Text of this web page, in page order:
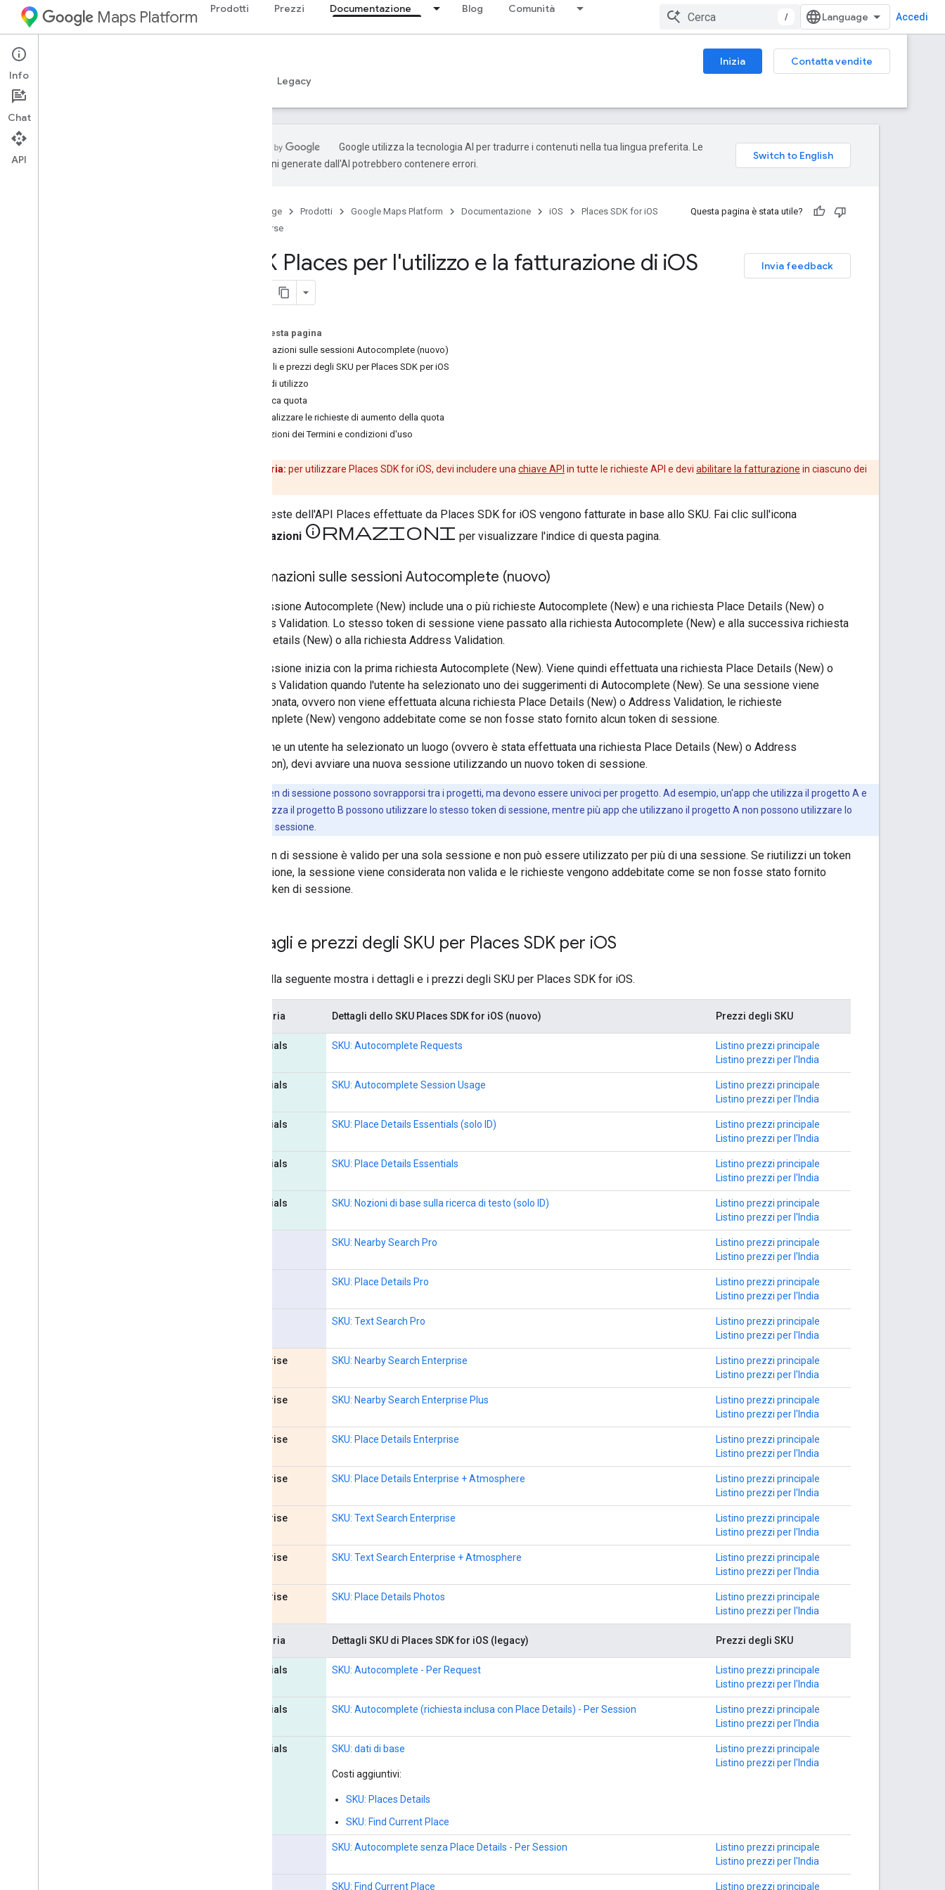
Maps Platform Prodotti Prezzi Documentazione Blog Comunità
/ Accedi
iOS Inizia
Contatta vendite
Guide
Legacy
Google utilizza la tecnologia AI per tradurre i contenuti nella tua lingua preferita. Le
traduzioni generate dall'AI potrebbero contenere errori.
Home page Prodotti Google Maps Platform Documentazione iOS
Places SDK for iOS
Risorse
Questa pagina è stata utile?
Invia feedback
SDK Places per l'utilizzo e la fatturazione di iOS
Su questa pagina
Informazioni sulle sessioni Autocomplete (nuovo)
Dettagli e prezzi degli SKU per Places SDK per iOS
Limiti di utilizzo
Modifica quota
Visualizzare le richieste di aumento della quota
Limitazioni dei Termini e condizioni d'uso
Promemoria: per utilizzare Places SDK for iOS, devi includere una chiave API in tutte le richieste API e devi abilitare la fatturazione in ciascuno dei
Le richieste dell'API Places effettuate da Places SDK for iOS vengono fatturate in base allo SKU. Fai clic sull'icona
Informazioni Informazioni per visualizzare l'indice di questa pagina.
Informazioni sulle sessioni Autocomplete (nuovo)
Una sessione Autocomplete (New) include una o più richieste Autocomplete (New) e una richiesta Place Details (New) o
Address Validation. Lo stesso token di sessione viene passato alla richiesta Autocomplete (New) e alla successiva richiesta
Place Details (New) o alla richiesta Address Validation.
Una sessione inizia con la prima richiesta Autocomplete (New). Viene quindi effettuata una richiesta Place Details (New) o
Address Validation quando l'utente ha selezionato uno dei suggerimenti di Autocomplete (New). Se una sessione viene
abbandonata, ovvero non viene effettuata alcuna richiesta Place Details (New) o Address Validation, le richieste
Autocomplete (New) vengono addebitate come se non fosse stato fornito alcun token di sessione.
Dopo che un utente ha selezionato un luogo (ovvero è stata effettuata una richiesta Place Details (New) o Address
Validation), devi avviare una nuova sessione utilizzando un nuovo token di sessione.
i token di sessione possono sovrapporsi tra i progetti, ma devono essere univoci per progetto. Ad esempio, un'app che utilizza il progetto A e
un'app che utilizza il progetto B possono utilizzare lo stesso token di sessione, mentre più app che utilizzano il progetto A non possono utilizzare lo
stesso token di sessione.
Un token di sessione è valido per una sola sessione e non può essere utilizzato per più di una sessione. Se riutilizzi un token
di sessione, la sessione viene considerata non valida e le richieste vengono addebitate come se non fosse stato fornito
alcun token di sessione.
Dettagli e prezzi degli SKU per Places SDK per iOS
La tabella seguente mostra i dettagli e i prezzi degli SKU per Places SDK for iOS.
Categoria Dettagli dello SKU Places SDK for iOS (nuovo) Prezzi degli SKU
Essentials SKU: Autocomplete Requests
Listino prezzi principale
Listino prezzi per l'India
Essentials SKU: Autocomplete Session Usage
Listino prezzi principale
Listino prezzi per l'India
Essentials SKU: Place Details Essentials (solo ID)
Listino prezzi principale
Listino prezzi per l'India
Essentials SKU: Place Details Essentials
Listino prezzi principale
Listino prezzi per l'India
Essentials SKU: Nozioni di base sulla ricerca di testo (solo ID)
Listino prezzi principale
Listino prezzi per l'India
SKU: Nearby Search Pro
Listino prezzi principale
Listino prezzi per l'India
SKU: Place Details Pro
Listino prezzi principale
Listino prezzi per l'India
SKU: Text Search Pro
Listino prezzi principale
Listino prezzi per l'India
Enterprise SKU: Nearby Search Enterprise
Listino prezzi principale
Listino prezzi per l'India
Enterprise SKU: Nearby Search Enterprise Plus
Listino prezzi principale
Listino prezzi per l'India
Enterprise SKU: Place Details Enterprise
Listino prezzi principale
Listino prezzi per l'India
Enterprise SKU: Place Details Enterprise + Atmosphere
Listino prezzi principale
Listino prezzi per l'India
Enterprise SKU: Text Search Enterprise
Listino prezzi principale
Listino prezzi per l'India
Enterprise SKU: Text Search Enterprise + Atmosphere
Listino prezzi principale
Listino prezzi per l'India
Enterprise SKU: Place Details Photos
Listino prezzi principale
Listino prezzi per l'India
Categoria Dettagli SKU di Places SDK for iOS (legacy) Prezzi degli SKU
Essentials SKU: Autocomplete - Per Request
Listino prezzi principale
Listino prezzi per l'India
Essentials SKU: Autocomplete (richiesta inclusa con Place Details) - Per Session
Listino prezzi principale
Listino prezzi per l'India
Essentials SKU: dati di base
Costi aggiuntivi:
SKU: Places Details
SKU: Find Current Place
Listino prezzi principale
Listino prezzi per l'India
SKU: Autocomplete senza Place Details - Per Session
Listino prezzi principale
Listino prezzi per l'India
SKU: Find Current Place
Listino prezzi principale
Info
Chat
API